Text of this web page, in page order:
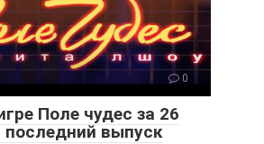
0
Поле чудес за 26
выпуск